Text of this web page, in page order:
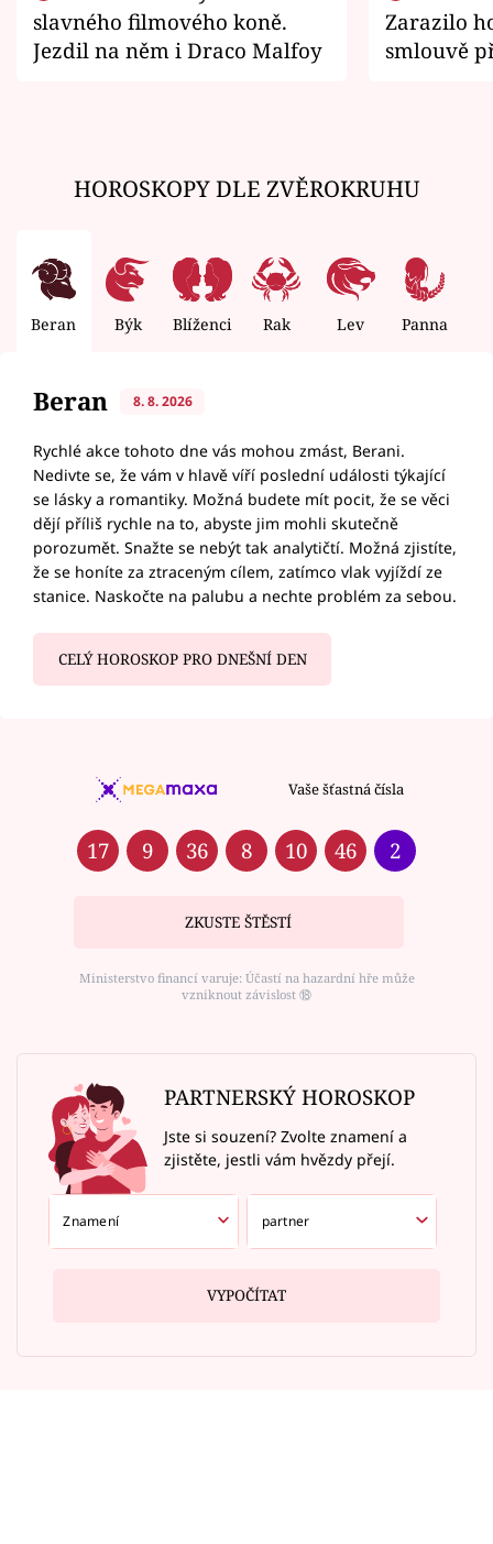
slavného filmového koně.
Jezdil na něm i Draco Malfoy
Zarazilo
smlouvě
HOROSKOPY DLE ZVĚROKRUHU
Beran Býk Blíženci Rak Lev Panna
Beran 8. 8. 2026
Rychlé akce tohoto dne vás mohou zmást, Berani.
Nedivte se, že vám v hlavě víří poslední události týkající
se lásky a romantiky. Možná budete mít pocit, že se věci
dějí příliš rychle na to, abyste jim mohli skutečně
porozumět. Snažte se nebýt tak analytičtí. Možná zjistíte,
že se honíte za ztraceným cílem, zatímco vlak vyjíždí ze
stanice. Naskočte na palubu a nechte problém za sebou.
CELÝ HOROSKOP PRO DNEŠNÍ DEN
Vaše šťastná čísla
17 9 36 8 10 46 2
ZKUSTE ŠTĚSTÍ
Ministerstvo financí varuje: Účastí na hazardní hře může
vzniknout závislost ⑱
PARTNERSKÝ HOROSKOP
Jste si souzení? Zvolte znamení a
zjistěte, jestli vám hvězdy přejí.
VYPOČÍTAT